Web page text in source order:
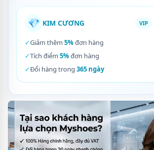
💎 KIM CƯƠNG VIP
✓Giảm thêm 5%đơn hàng
✓Tích điểm 5%đơn hàng
✓Đổi hàng trong 365 ngày